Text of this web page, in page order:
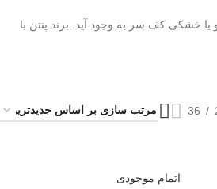
کف سر به وجود آید. برند پنتن با
36
اتمام موجودی